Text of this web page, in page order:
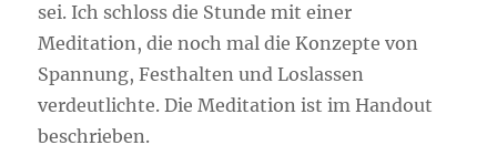
sei. Ich schloss die Stunde mit einer
Meditation, die noch mal die Konzepte von
Spannung, Festhalten und Loslassen
verdeutlichte. Die Meditation ist im Handout
beschrieben.